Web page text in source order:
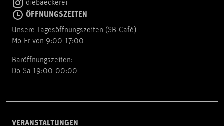
diebaeckerei
ÖFFNUNGSZEITEN
Unsere Tagesöffnungszeiten (SB-Cafè)
Mo-Fr von 9:00-17:00
Baröffnungszeiten:
Do-Sa 19:00-00:00
VERANSTALTUNGEN